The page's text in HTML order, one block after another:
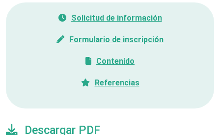
Solicitud de información
Formulario de inscripción
Contenido
Referencias
Descargar PDF